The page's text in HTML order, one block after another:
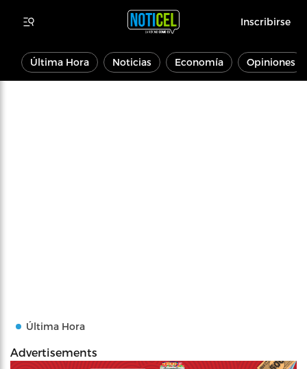
Inscribirse
Última Hora Noticias Economía Opiniones
Última Hora
Advertisements